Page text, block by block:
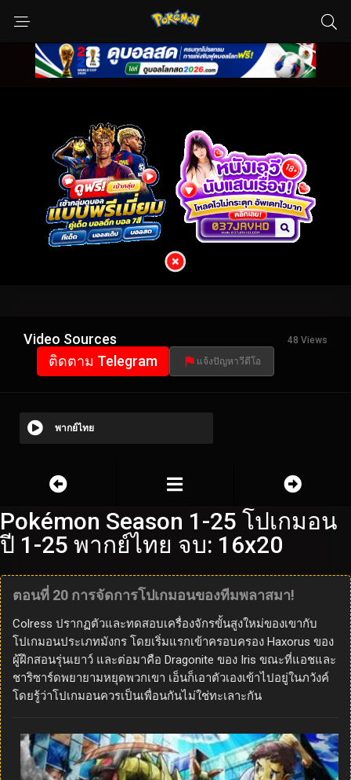
Video Sources 48 Views
ติดตาม Telegram แจ้งปัญหาวีดีโอ
พากย์ไทย
Pokémon Season 1-25 โปเกมอน
ปี 1-25 พากย์ไทย จบ: 16x20
ตอนที่ 20 การจัดการโปเกมอนของทีมพลาสมา!
Colress ปรากฏตัวและทดสอบเครื่องจักรขั้นสูงใหม่ของเขากับ
โปเกมอนประเภทมังกร โดยเริ่มแรกเข้าครอบครอง Haxorus ของ
ผู้ฝึกสอนรุ่นเยาว์ และต่อมาคือ Dragonite ของ Iris ขณะที่แอชและ
ชาริซาร์ดพยายามหยุดพวกเขา เอ็นก็เอาตัวเองเข้าไปอยู่ในภวังค์
โดยรู้ว่าโปเกมอนควรเป็นเพื่อนกันไม่ใช่ทะเลาะกัน